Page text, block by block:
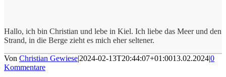
Hallo, ich bin Christian und lebe in Kiel. Ich liebe das Meer und den
Strand, in die Berge zieht es mich eher seltener.
Von Christian Gewiese|2024-02-13T20:44:07+01:0013.02.2024|0
Kommentare